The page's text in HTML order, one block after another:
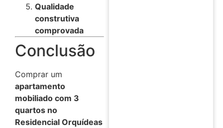
Qualidade
construtiva
comprovada
Conclusão
Comprar um
apartamento
mobiliado com 3
quartos no
Residencial Orquídeas